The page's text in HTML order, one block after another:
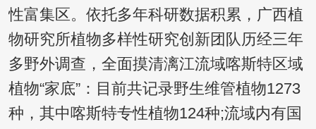
性富集区。依托多年科研数据积累，广西植
物研究所植物多样性研究创新团队历经三年
多野外调查，全面摸清漓江流域喀斯特区域
植物“家底”：目前共记录野生维管植物1273
种，其中喀斯特专性植物124种;流域内有国